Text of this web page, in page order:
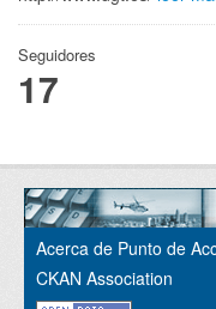
Seguidores
17
Acerca de Punto de
CKAN Association